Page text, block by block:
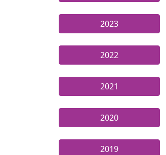
2023
2022
2021
2020
2019